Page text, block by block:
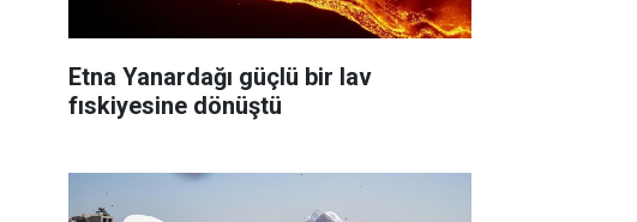
Etna Yanardağı güçlü bir lav
fıskiyesine dönüştü